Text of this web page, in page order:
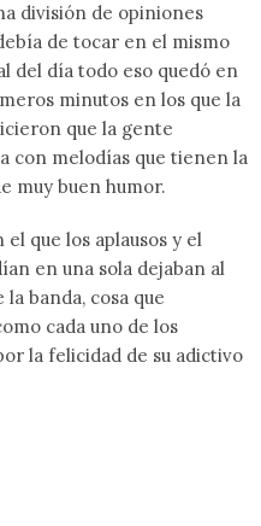
división de opiniones
de tocar en el mismo
del día todo eso quedó en
minutos en los que la
que la gente
con melodías que tienen la
muy buen humor.
que los aplausos y el
en una sola dejaban al
banda, cosa que
cada uno de los
la felicidad de su adictivo